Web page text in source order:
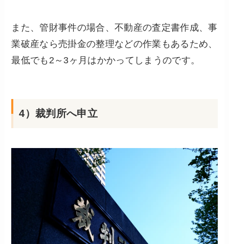
また、管財事件の場合、不動産の査定書作成、事
業破産なら売掛金の整理などの作業もあるため、
最低でも2～3ヶ月はかかってしまうのです。
4）裁判所へ申立